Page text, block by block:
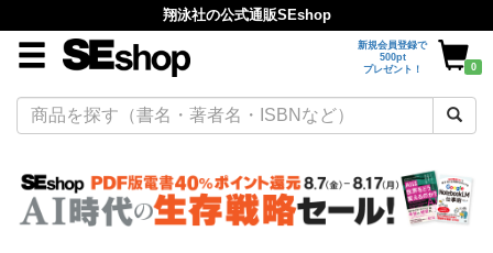
翔泳社の公式通販SEshop
新規会員登録で
500pt
プレゼント！
0